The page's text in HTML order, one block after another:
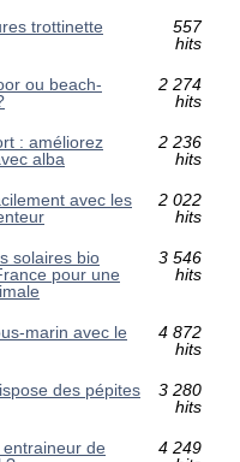
trottinette
557
hits
ou beach-
2 274
hits
: améliorez
alba
2 236
hits
avec les
2 022
hits
solaires bio
pour une
3 546
hits
marin avec le
4 872
hits
des pépites
3 280
hits
de
4 249